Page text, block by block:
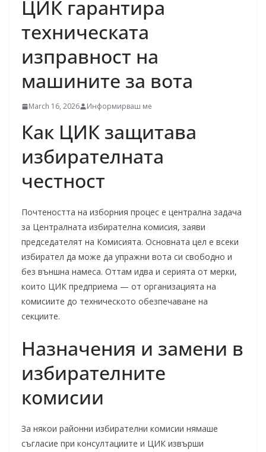
ЦИК гарантира
техническата
изправност на
машините за вота
March 16, 2026 Информирваш ме
Как ЦИК защитава
избирателната
честност
Почтеността на изборния процес е централна задача
за Централната избирателна комисия, заяви
председателят на Комисията. Основната цел е всеки
избирател да може да упражни вота си свободно и
без външна намеса. Оттам идва и серията от мерки,
които ЦИК предприема — от организацията на
комисиите до техническото обезпечаване на
секциите.
Назначения и замени в
избирателните
комисии
За някои районни избирателни комисии нямаше
съгласие при консултациите и ЦИК извърши